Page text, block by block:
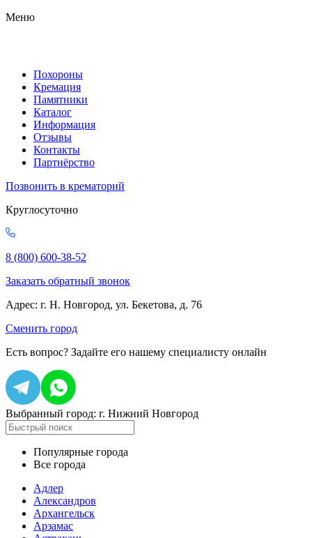
Меню
Похороны
Кремация
Памятники
Каталог
Информация
Отзывы
Контакты
Партнёрство
Позвонить в крематорий
Круглосуточно
8 (800) 600-38-52
Заказать обратный звонок
Адрес: г. Н. Новгород, ул. Бекетова, д. 76
Сменить город
Есть вопрос? Задайте его нашему специалисту онлайн
Выбранный город: г. Нижний Новгород
Популярные города
Все города
Адлер
Александров
Архангельск
Арзамас